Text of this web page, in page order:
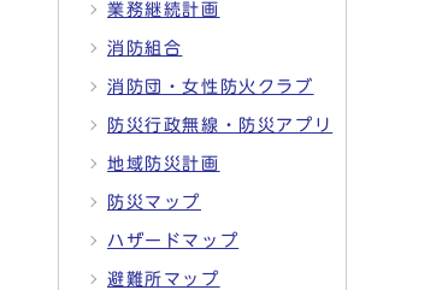
業務継続計画
消防組合
消防団・女性防火クラブ
防災行政無線・防災アプリ
地域防災計画
防災マップ
ハザードマップ
避難所マップ